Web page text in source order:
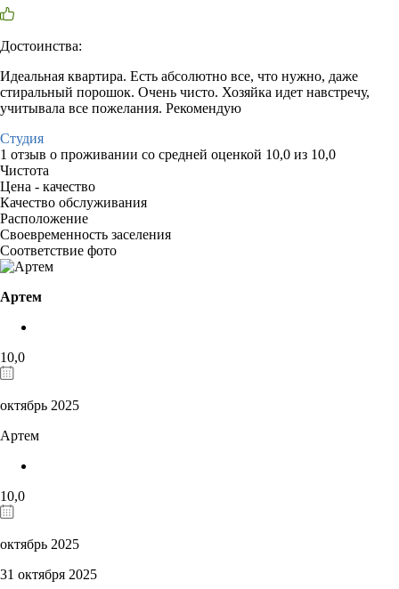
Достоинства:
Идеальная квартира. Есть абсолютно все, что нужно, даже
стиральный порошок. Очень чисто. Хозяйка идет навстречу,
учитывала все пожелания. Рекомендую
Студия
1 отзыв о проживании со средней оценкой 10,0 из 10,0
Чистота
Цена - качество
Качество обслуживания
Расположение
Своевременность заселения
Соответствие фото
Aртем
10,0
октябрь 2025
Aртем
10,0
октябрь 2025
31 октября 2025